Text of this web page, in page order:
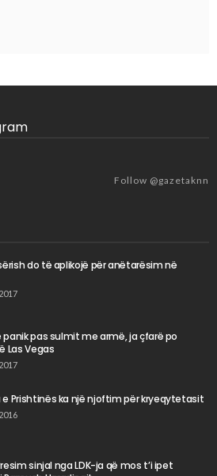
Follow @gazetaknn
do të aplikojë për anëtarësim në
panik pas sulmit me armë, ja çfarë po
Las Vegas
e Prishtinës ka një njoftim për kryeqytetasit
sinjal nga LDK-ja që mos t’i ipet